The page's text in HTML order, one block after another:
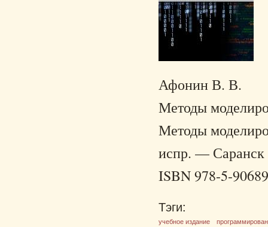
Афонин В. В.
Методы
Методы
испр. — Саранск
ISBN 978-5-
Тэги:
учебное издание